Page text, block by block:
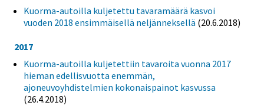
Kuorma-autoilla kuljetettu tavaramäärä kasvoi
vuoden 2018 ensimmäisellä neljänneksellä (20.6.2018)
2017
Kuorma-autoilla kuljetettiin tavaroita vuonna 2017
hieman edellisvuotta enemmän,
ajoneuvoyhdistelmien kokonaispainot kasvussa
(26.4.2018)